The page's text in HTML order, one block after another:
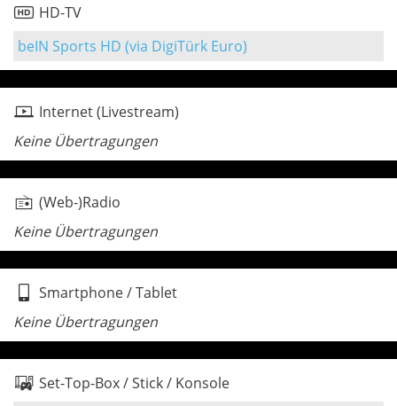
HD-TV
beIN Sports HD (via DigiTürk Euro)
Internet (Livestream)
Keine Übertragungen
(Web-)Radio
Keine Übertragungen
Smartphone / Tablet
Keine Übertragungen
Set-Top-Box / Stick / Konsole